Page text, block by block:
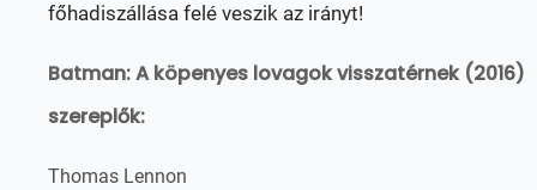
főhadiszállása felé veszik az irányt!
Batman: A köpenyes lovagok visszatérnek (2016)
szereplők:
Thomas Lennon